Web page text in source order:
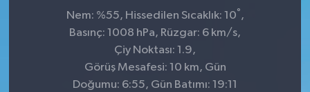
Nem: %55, Hissedilen Sıcaklık: 10° ,
Basınç: 1008 hPa, Rüzgar: 6 km/s,
Çiy Noktası: 1.9,
Görüş Mesafesi: 10 km, Gün
Doğumu: 6:55, Gün Batımı: 19:11
Erdek
Gönen